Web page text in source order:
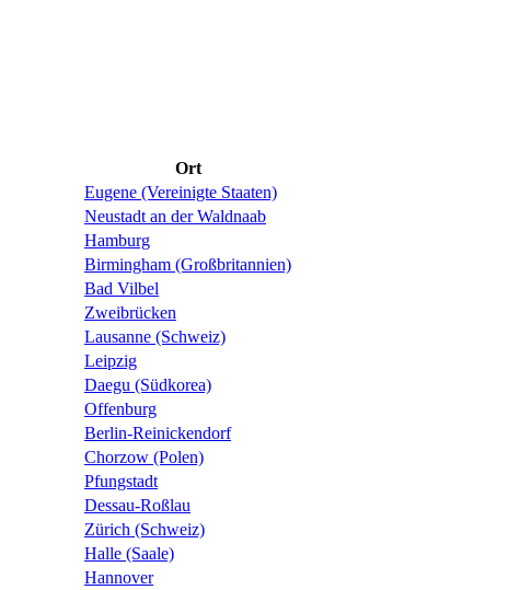
Ort
Eugene (Vereinigte Staaten)
Neustadt an der Waldnaab
Hamburg
Birmingham (Großbritannien)
Bad Vilbel
Zweibrücken
Lausanne (Schweiz)
Leipzig
Daegu (Südkorea)
Offenburg
Berlin-Reinickendorf
Chorzow (Polen)
Pfungstadt
Dessau-Roßlau
Zürich (Schweiz)
Halle (Saale)
Hannover